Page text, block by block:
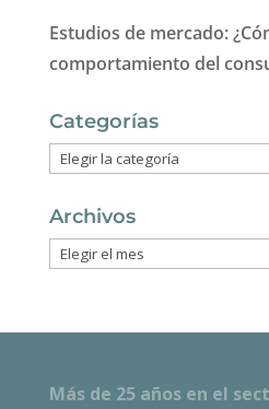
Estudios de mercado:
comportamiento del
Categorías
Categorías
Archivos
Archivos
Más de 25 años en el